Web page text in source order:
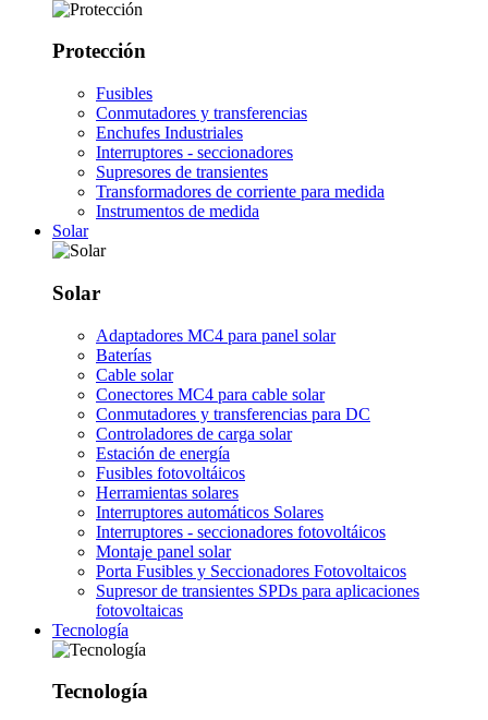
Protección
Fusibles
Conmutadores y transferencias
Enchufes Industriales
Interruptores - seccionadores
Supresores de transientes
Transformadores de corriente para medida
Instrumentos de medida
Solar
Solar
Adaptadores MC4 para panel solar
Baterías
Cable solar
Conectores MC4 para cable solar
Conmutadores y transferencias para DC
Controladores de carga solar
Estación de energía
Fusibles fotovoltáicos
Herramientas solares
Interruptores automáticos Solares
Interruptores - seccionadores fotovoltáicos
Montaje panel solar
Porta Fusibles y Seccionadores Fotovoltaicos
Supresor de transientes SPDs para aplicaciones
fotovoltaicas
Tecnología
Tecnología